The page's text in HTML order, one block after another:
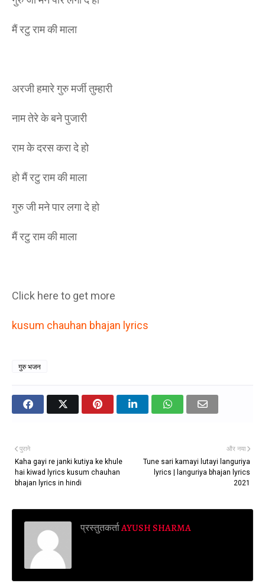
मैं रटु राम की माला
अरजी हमारे गुरु मर्जी तुम्हारी
नाम तेरे के बने पुजारी
राम के दरस करा दे हो
हो मैं रटु राम की माला
गुरु जी मने पार लगा दे हो
मैं रटु राम की माला
Click here to get more
kusum chauhan bhajan lyrics
गुरु भजन
और नया
Tune sari kamayi lutayi languriya
lyrics | languriya bhajan lyrics
2021
पुराने
Kaha gayi re janki kutiya ke khule
hai kiwad lyrics kusum chauhan
bhajan lyrics in hindi
प्रस्तुतकर्ताAYUSH SHARMA